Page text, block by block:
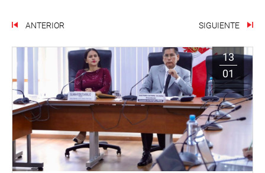
ANTERIOR SIGUIENTE
13
01